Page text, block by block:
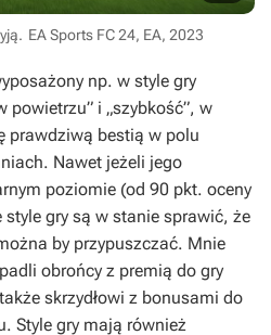
EA Sports FC 24, EA, 2023
np. w style gry
powietrzu” i „szybkość”, w
prawdziwą bestią w polu
Nawet jeżeli jego
poziomie (od 90 pkt. oceny
gry są w stanie sprawić, że
by przypuszczać. Mnie
obrońcy z premią do gry
skrzydłowi z bonusami do
Style gry mają również